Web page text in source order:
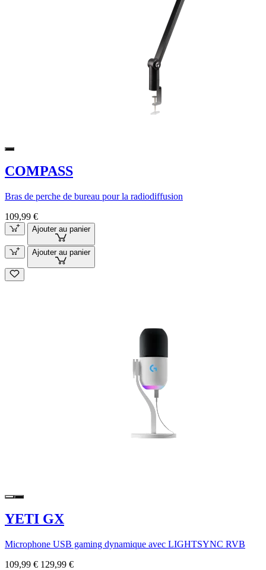
COMPASS
Bras de perche de bureau pour la radiodiffusion
109,99 €
Ajouter au panier
Ajouter au panier
YETI GX
Microphone USB gaming dynamique avec LIGHTSYNC RVB
109,99 € 129,99 €